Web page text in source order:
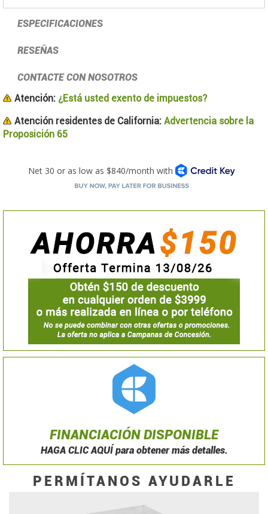
ESPECIFICACIONES
RESEÑAS
CONTACTE CON NOSOTROS
Atención: ¿Está usted exento de impuestos?
Atención residentes de California: Advertencia sobre la
Proposición 65
FINANCIACIÓN DISPONIBLE
HAGA CLIC AQUÍ para obtener más detalles.
PERMÍTANOS AYUDARLE